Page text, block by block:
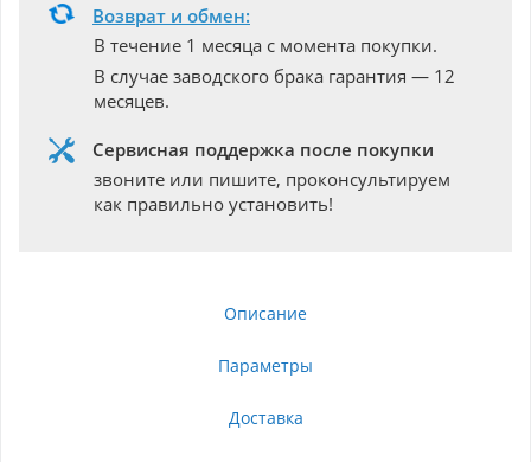
Возврат и обмен:
В течение 1 месяца с момента покупки.
В случае заводского брака гарантия — 12
месяцев.
Сервисная поддержка после покупки
звоните или пишите, проконсультируем
как правильно установить!
Описание
Параметры
Доставка